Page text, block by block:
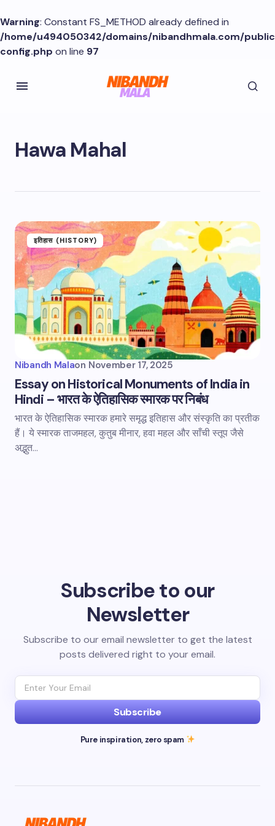
Warning: Constant FS_METHOD already defined in
/home/u494050342/domains/nibandhmala.com/
config.php on line 97
Hawa Mahal
इतिहास (HISTORY)
Nibandh Malaon November 17, 2025
Essay on Historical Monuments of India in
Hindi – भारत के ऐतिहासिक स्मारक पर निबंध
भारत के ऐतिहासिक स्मारक हमारे समृद्ध इतिहास और संस्कृति का प्रतीक
हैं। ये स्मारक ताजमहल, कुतुब मीनार, हवा महल और साँची स्तूप जैसे
अद्भुत…
Subscribe to our
Newsletter
Subscribe to our email newsletter to get the latest
posts delivered right to your email.
Subscribe
Pure inspiration, zero spam